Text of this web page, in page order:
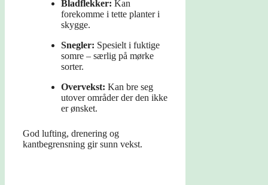
Bladflekker: Kan
forekomme i tette planter i
skygge.
Snegler: Spesielt i fuktige
somre – særlig på mørke
sorter.
Overvekst: Kan bre seg
utover områder der den ikke
er ønsket.
God lufting, drenering og
kantbegrensning gir sunn vekst.